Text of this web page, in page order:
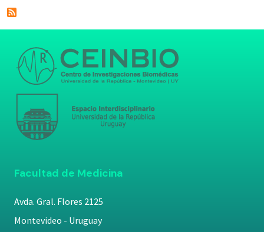
Facultad de Medicina
Avda. Gral. Flores 2125
Montevideo - Uruguay